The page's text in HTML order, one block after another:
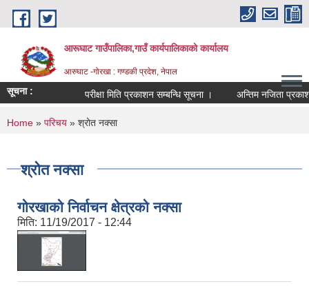
Skip to main content
आरूघाट गाउँपालिका,गाउँ कार्यपालिकाको कार्यालय
आरुघाट -गोरखा : गण्डकी प्रदेश, नेपाल
सूचना : परीक्षा मिति प्रकाशन सम्बन्धि सूचना । अन्तिम नजिता प्रकाशन
You are here
Home » परिचय » श्रोत नक्सा
श्रोत नक्सा
गोरखाको निर्वाचन क्षेत्रको नक्सा
मिति: 11/19/2017 - 12:44